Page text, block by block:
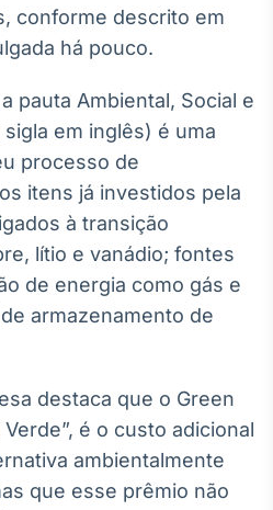
Plataforma para
conteúdos
personalizados
Broadcast
OTC
Plataforma para
negociação de
ativos
Broadcast
Datafeed
dados
Broadcast
Ticker
conforme descrito em
há pouco.
pauta Ambiental, Social e
sigla em inglês) é uma
processo de
itens já investidos pela
à transição
lítio e vanádio; fontes
de energia como gás e
armazenamento de
destaca que o Green
é o custo adicional
ambientalmente
que esse prêmio não